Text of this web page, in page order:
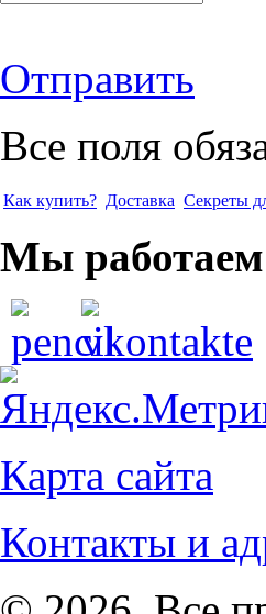
Отправить
Все поля
Как купить? Доставка Секреты
Мы работаем
Карта сайта
Контакты и